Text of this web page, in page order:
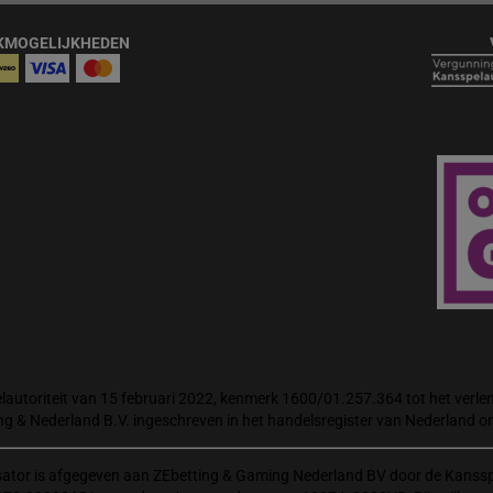
van 15 februari 2022, kenmerk 1600/01.257.364 tot het
& Nederland B.V. ingeschreven in het handelsregister van Nederland
is afgegeven aan ZEbetting & Gaming Nederland BV door de